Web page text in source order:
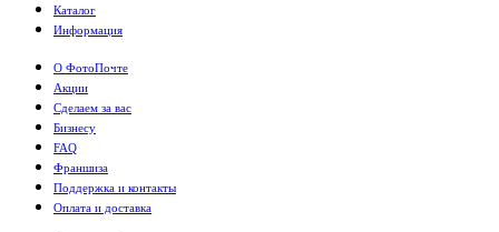
Каталог
Информация
О ФотоПочте
Акции
Сделаем за вас
Бизнесу
FAQ
Франшиза
Поддержка и контакты
Оплата и доставка